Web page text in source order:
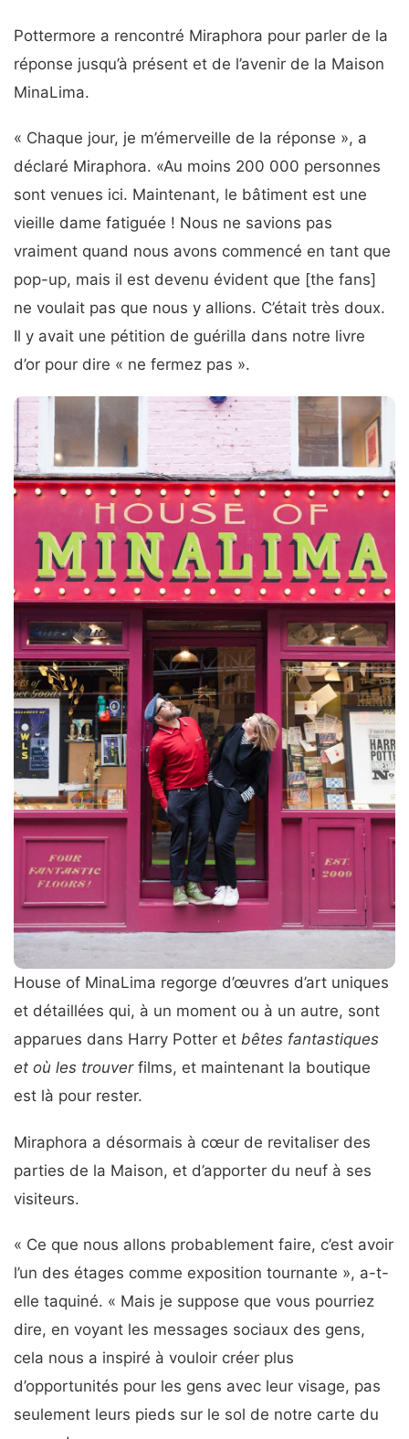
Pottermore a rencontré Miraphora pour parler de la
réponse jusqu’à présent et de l’avenir de la Maison
MinaLima.
« Chaque jour, je m’émerveille de la réponse », a
déclaré Miraphora. «Au moins 200 000 personnes
sont venues ici. Maintenant, le bâtiment est une
vieille dame fatiguée ! Nous ne savions pas
vraiment quand nous avons commencé en tant que
pop-up, mais il est devenu évident que [the fans]
ne voulait pas que nous y allions. C’était très doux.
Il y avait une pétition de guérilla dans notre livre
d’or pour dire « ne fermez pas ».
House of MinaLima regorge d’œuvres d’art uniques
et détaillées qui, à un moment ou à un autre, sont
apparues dans Harry Potter et bêtes fantastiques
et où les trouverfilms, et maintenant la boutique
est là pour rester.
Miraphora a désormais à cœur de revitaliser des
parties de la Maison, et d’apporter du neuf à ses
visiteurs.
« Ce que nous allons probablement faire, c’est avoir
l’un des étages comme exposition tournante », a-t-
elle taquiné. « Mais je suppose que vous pourriez
dire, en voyant les messages sociaux des gens,
cela nous a inspiré à vouloir créer plus
d’opportunités pour les gens avec leur visage, pas
seulement leurs pieds sur le sol de notre carte du